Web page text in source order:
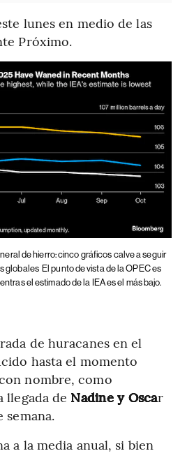
lunes en medio de las
Próximo.
de hierro: cinco gráficos calve a seguir
globales El punto de vista de la OPEC es
el estimado de la IEA es el más bajo.
de huracanes en el
hasta el momento
nombre, como
llegada de Nadine y Oscar
a la media anual, si bien